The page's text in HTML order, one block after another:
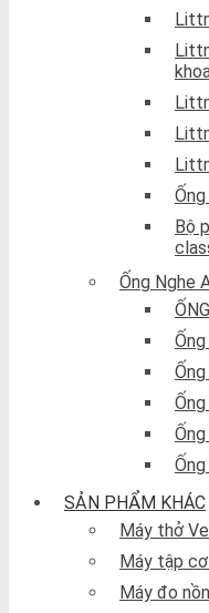
Bộ
Ống Nghe
SẢN PHẨM KHÁC
Máy thở
Máy tập
Máy đo